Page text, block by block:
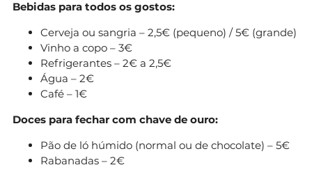
Bebidas para todos os gostos:
Cerveja ou sangria – 2,5€ (pequeno) / 5€ (grande)
Vinho a copo – 3€
Refrigerantes – 2€ a 2,5€
Água – 2€
Café – 1€
Doces para fechar com chave de ouro:
Pão de ló húmido (normal ou de chocolate) – 5€
Rabanadas – 2€